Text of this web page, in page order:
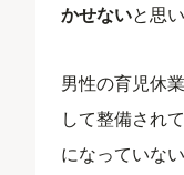
かせないと思
男性の育児休
して整備され
になっていな